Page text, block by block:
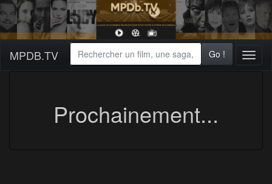
MPDB.TV Go !
Prochainement...